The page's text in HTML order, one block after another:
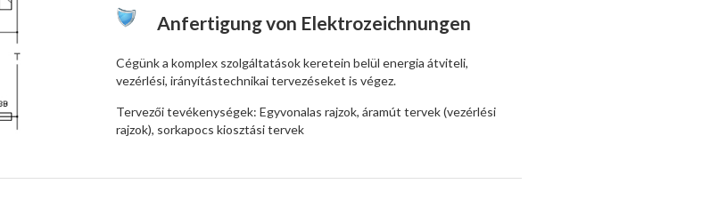
Anfertigung von Elektrozeichnungen
Cégünk a komplex szolgáltatások keretein belül energia átviteli,
vezérlési, irányítástechnikai tervezéseket is végez.
Tervezői tevékenységek: Egyvonalas rajzok, áramút tervek (vezérlési
rajzok), sorkapocs kiosztási tervek